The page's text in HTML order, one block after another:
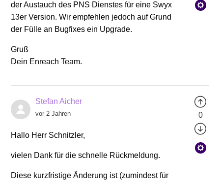
der Austauch des PNS Dienstes für eine Swyx
13er Version. Wir empfehlen jedoch auf Grund
der Fülle an Bugfixes ein Upgrade.
Gruß
Dein Enreach Team.
Stefan Aicher
vor 2 Jahren
Hallo Herr Schnitzler,
vielen Dank für die schnelle Rückmeldung.
Diese kurzfristige Änderung ist (zumindest für
0